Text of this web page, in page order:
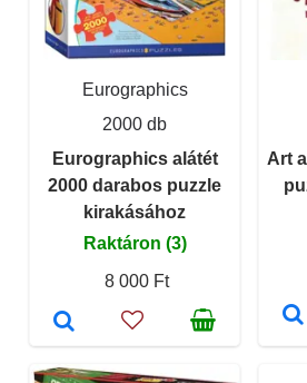
Eurographics
2000 db
Eurographics alátét
2000 darabos puzzle
kirakásához
Raktáron (3)
8 000 Ft
Art